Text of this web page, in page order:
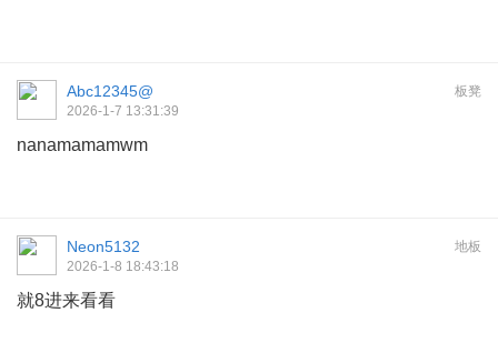
板凳
Abc12345@
2026-1-7 13:31:39
nanamamamwm
地板
Neon5132
2026-1-8 18:43:18
就8进来看看